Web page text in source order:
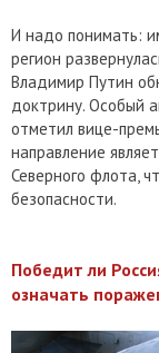
И надо понимать:
регион
Владимир Путин
доктрину. Особый
отметил вице-
направление
Северного флота,
безопасности.
Победит ли
означать